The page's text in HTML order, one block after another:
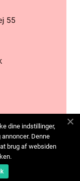
dine indstillinger,
Denne
brug af websiden